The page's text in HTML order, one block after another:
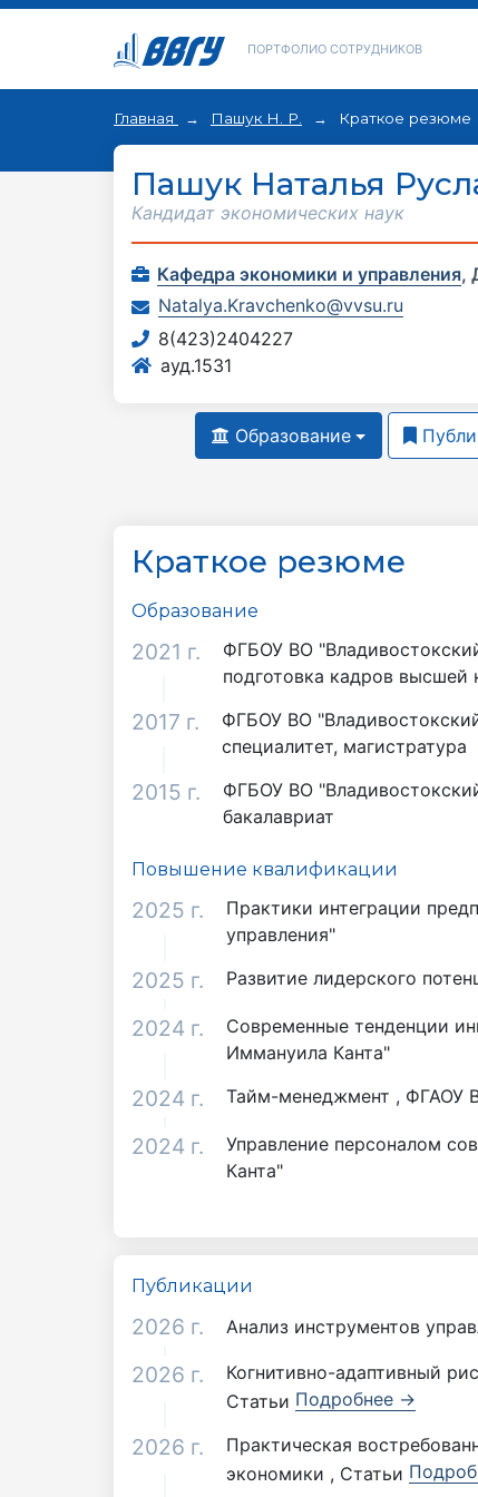
ПОРТФОЛИО СОТРУДНИКОВ
Главная Пашук Н. Р. Краткое резюме
Пашук Наталья
Кандидат экономических наук
Кафедра экономики и управления,
Natalya.Kravchenko@vvsu.ru
8(423)2404227
ауд.1531
Образование
Краткое резюме
Образование
2021 г. ФГБОУ ВО
подготовка кадров высшей
2017 г. ФГБОУ ВО
специалитет, магистратура
2015 г. ФГБОУ ВО
бакалавриат
Повышение квалификации
2025 г.
Практики интеграции
управления"
2025 г. Развитие лидерского
2024 г.
Современные тенденции
Иммануила Канта"
2024 г. Тайм-менеджмент , ФГАОУ
2024 г.
Управление персоналом
Канта"
Публикации
2026 г. Анализ инструментов
2026 г.
Когнитивно-адаптивный
Статьи Подробнее →
2026 г.
Практическая
экономики , Статьи